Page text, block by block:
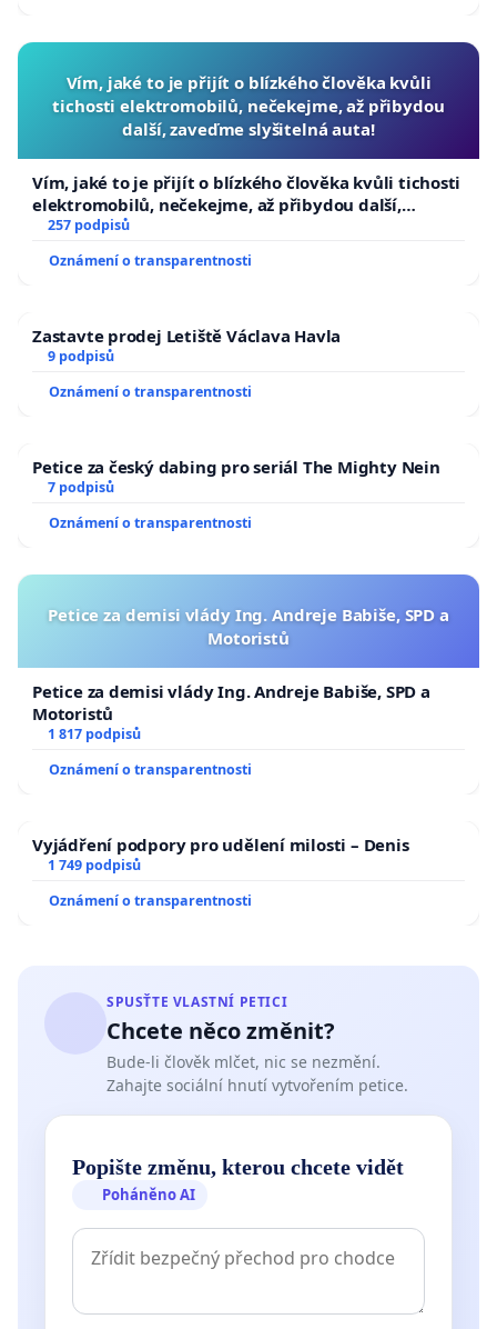
Vím, jaké to je přijít o blízkého člověka kvůli
tichosti elektromobilů, nečekejme, až přibydou
další, zaveďme slyšitelná auta!
Vím, jaké to je přijít o blízkého člověka kvůli tichosti
elektromobilů, nečekejme, až přibydou další,
zaveďme slyšitelná auta!
257 podpisů
Oznámení o transparentnosti
Zastavte prodej Letiště Václava Havla
9 podpisů
Oznámení o transparentnosti
Petice za český dabing pro seriál The Mighty Nein
7 podpisů
Oznámení o transparentnosti
Petice za demisi vlády Ing. Andreje Babiše, SPD a
Motoristů
Petice za demisi vlády Ing. Andreje Babiše, SPD a
Motoristů
1 817 podpisů
Oznámení o transparentnosti
Vyjádření podpory pro udělení milosti – Denis
1 749 podpisů
Oznámení o transparentnosti
SPUSŤTE VLASTNÍ PETICI
Chcete něco změnit?
Bude-li člověk mlčet, nic se nezmění.
Zahajte sociální hnutí vytvořením petice.
Popište změnu, kterou chcete vidět
Poháněno AI